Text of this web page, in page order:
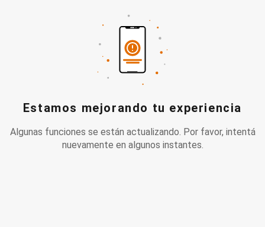
Estamos mejorando tu experiencia
Algunas funciones se están actualizando. Por favor, intentá
nuevamente en algunos instantes.